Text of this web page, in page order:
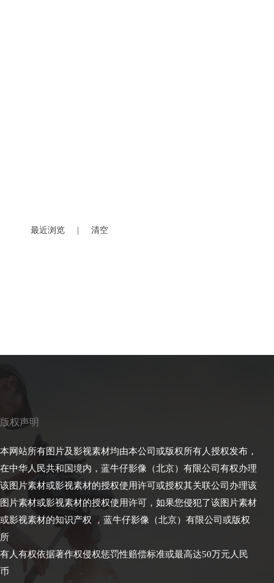
最近浏览 清空
版权声明
本网站所有图片及影视素材均由本公司或版权所有人授权发布，
在中华人民共和国境内，蓝牛仔影像（北京）有限公司有权办理
该图片素材或影视素材的授权使用许可或授权其关联公司办理该
图片素材或影视素材的授权使用许可，如果您侵犯了该图片素材
或影视素材的知识产权 ，蓝牛仔影像（北京）有限公司或版权
所
有人有权依据著作权侵权惩罚性赔偿标准或最高达50万元人民
币